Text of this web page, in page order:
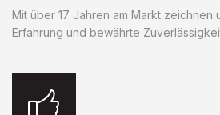
Mit über 17 Jahren am Markt zeichnen
Erfahrung und bewährte